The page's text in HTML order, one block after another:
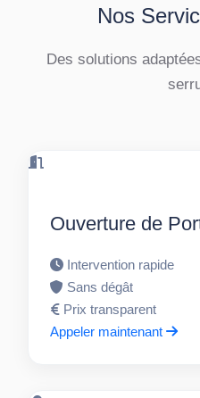
Nos
Des solutions
Ouverture de
Intervention rapide
Sans dégât
Prix transparent
Appeler maintenant